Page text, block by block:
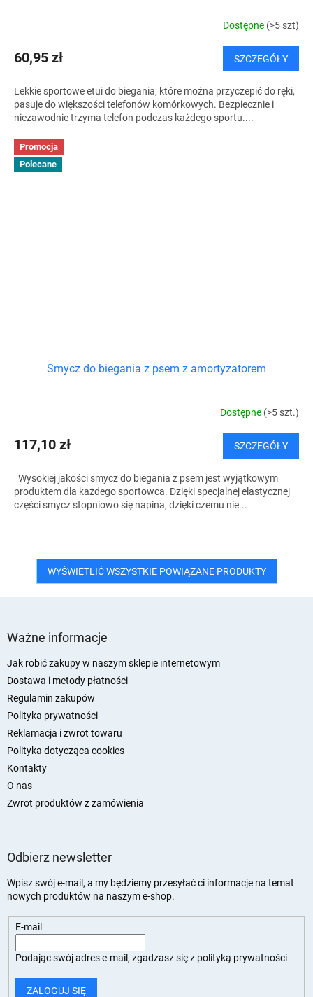
Dostępne (>5 szt)
60,95 zł SZCZEGÓŁY
Lekkie sportowe etui do biegania, które można przyczepić do ręki,
pasuje do większości telefonów komórkowych. Bezpiecznie i
niezawodnie trzyma telefon podczas każdego sportu....
Promocja
Polecane
Smycz do biegania z psem z amortyzatorem
Dostępne (>5 szt.)
117,10 zł SZCZEGÓŁY
Wysokiej jakości smycz do biegania z psem jest wyjątkowym
produktem dla każdego sportowca. Dzięki specjalnej elastycznej
części smycz stopniowo się napina, dzięki czemu nie...
WYŚWIETLIĆ WSZYSTKIE POWIĄZANE PRODUKTY
Ważne informacje
Jak robić zakupy w naszym sklepie internetowym
Dostawa i metody płatności
Regulamin zakupów
Polityka prywatności
Reklamacja i zwrot towaru
Polityka dotycząca cookies
Kontakty
O nas
Zwrot produktów z zamówienia
Odbierz newsletter
Wpisz swój e-mail, a my będziemy przesyłać ci informacje na temat
nowych produktów na naszym e-shop.
E-mail
Podając swój adres e-mail, zgadzasz się z polityką prywatności
ZALOGUJ SIĘ